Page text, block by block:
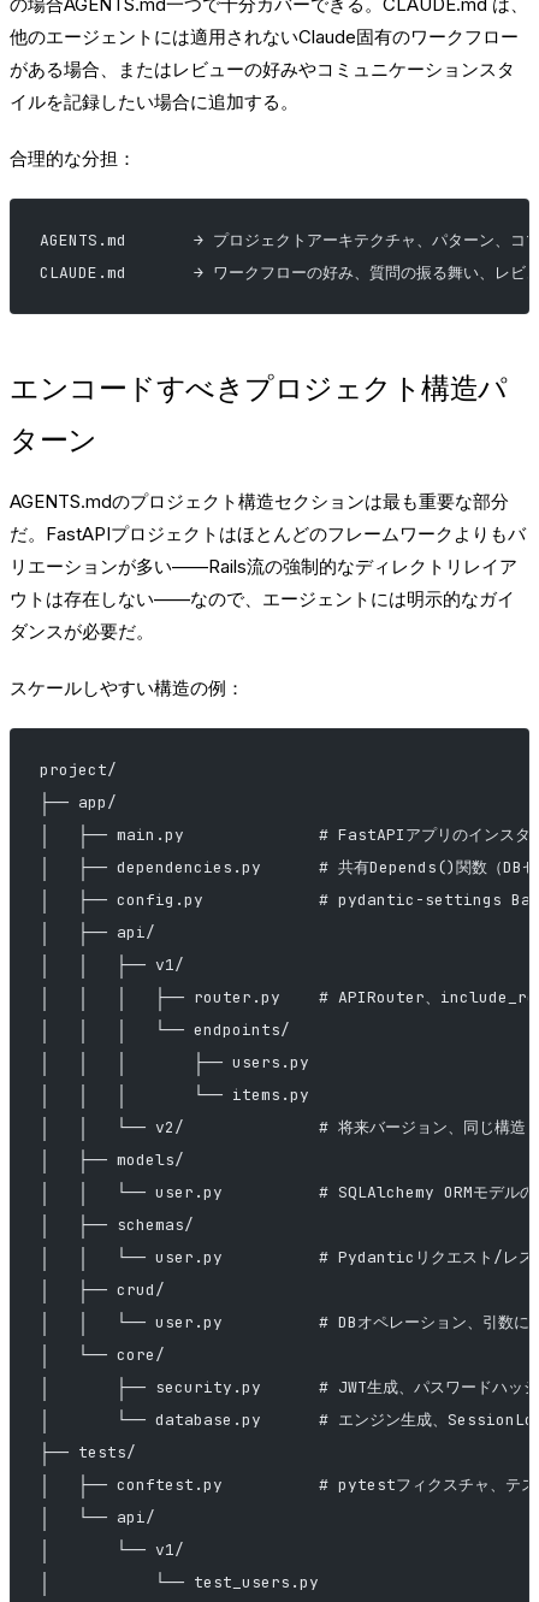
他のエージェントには適用されないClaude固有のワークフロー
がある場合、またはレビューの好みやコミュニケーションスタ
イルを記録したい場合に追加する。
合理的な分担：
AGENTS.md       → プロジェクトアーキテクチャ、パターン、コ
CLAUDE.md       → ワークフローの好み、質問の振る舞い、レビュ
エンコードすべきプロジェクト構造パ
ターン
AGENTS.mdのプロジェクト構造セクションは最も重要な部分
だ。FastAPIプロジェクトはほとんどのフレームワークよりもバ
リエーションが多い——Rails流の強制的なディレクトリレイア
ウトは存在しない——なので、エージェントには明示的なガイ
ダンスが必要だ。
スケールしやすい構造の例：
project/
├── app/
│   ├── main.py              # FastAPIアプリのインスタンス
│   ├── dependencies.py      # 共有Depends()関数（DBセッ
│   ├── config.py            # pydantic-settings
│   ├── api/
│   │   ├── v1/
│   │   │   ├── router.py    # APIRouter、
│   │   │   └── endpoints/
│   │   │       ├── users.py
│   │   │       └── items.py
│   │   └── v2/              # 将来バージョン、同じ構造
│   ├── models/
│   │   └── user.py          # SQLAlchemy ORMモデルの
│   ├── schemas/
│   │   └── user.py          # Pydanticリクエスト/レスポ
│   ├── crud/
│   │   └── user.py          # DBオペレーション、引数にdb
│   └── core/
│       ├── security.py      # JWT生成、パスワードハッシ
│       └── database.py      # エンジン生成、
├── tests/
│   ├── conftest.py          # pytestフィクスチャ、テス
│   └── api/
│       └── v1/
│           └── test_users.py